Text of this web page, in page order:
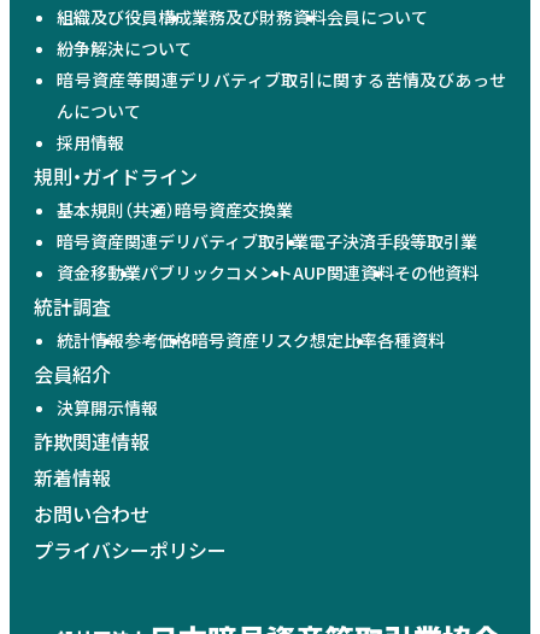
組織及び役員構成業務及び財務資料会員について
紛争解決について
暗号資産等関連デリバティブ取引に関する苦情及びあっせ
んについて
採用情報
規則・ガイドライン
基本規則（共通）暗号資産交換業
暗号資産関連デリバティブ取引業電子決済手段等取引業
資金移動業パブリックコメントAUP関連資料その他資料
統計調査
統計情報参考価格暗号資産リスク想定比率各種資料
会員紹介
決算開示情報
詐欺関連情報
新着情報
お問い合わせ
プライバシーポリシー